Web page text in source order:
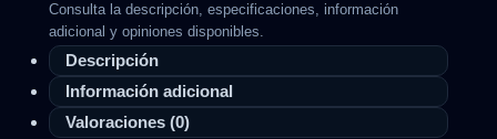
Consulta la descripción, especificaciones, información
adicional y opiniones disponibles.
Descripción
Información adicional
Valoraciones (0)